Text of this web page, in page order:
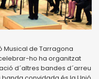
Musical de Tarragona
ho ha organitzat
d´altres bandes d´arreu